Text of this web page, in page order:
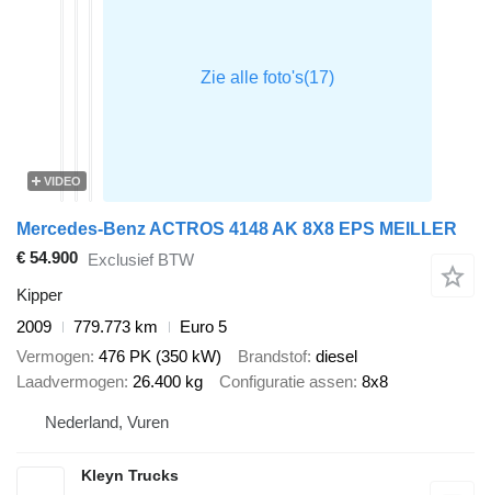
VIDEO
Mercedes-Benz ACTROS 4148 AK 8X8 EPS MEILLER
€ 54.900 Exclusief BTW
Kipper
2009
779.773 km
Euro 5
Vermogen 476 PK (350 kW) Brandstof diesel
Laadvermogen 26.400 kg Configuratie assen 8x8
Nederland, Vuren
Kleyn Trucks